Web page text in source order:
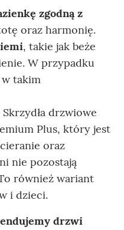
zgodną z
oraz harmonię.
, takie jak beże
W przypadku
takim
Skrzydła drzwiowe
Plus, który jest
oraz
nie pozostają
również wariant
i dzieci.
drzwi